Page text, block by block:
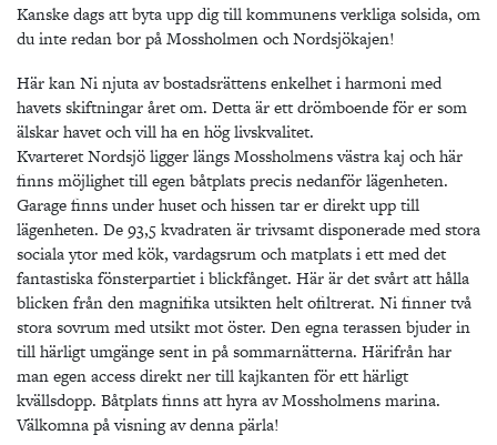
Kanske dags att byta upp dig till kommunens verkliga solsida, om
du inte redan bor på Mossholmen och Nordsjökajen!
Här kan Ni njuta av bostadsrättens enkelhet i harmoni med
havets skiftningar året om. Detta är ett drömboende för er som
älskar havet och vill ha en hög livskvalitet.
Kvarteret Nordsjö ligger längs Mossholmens västra kaj och här
finns möjlighet till egen båtplats precis nedanför lägenheten.
Garage finns under huset och hissen tar er direkt upp till
lägenheten. De 93,5 kvadraten är trivsamt disponerade med stora
sociala ytor med kök, vardagsrum och matplats i ett med det
fantastiska fönsterpartiet i blickfånget. Här är det svårt att hålla
blicken från den magnifika utsikten helt ofiltrerat. Ni finner två
stora sovrum med utsikt mot öster. Den egna terassen bjuder in
till härligt umgänge sent in på sommarnätterna. Härifrån har
man egen access direkt ner till kajkanten för ett härligt
kvällsdopp. Båtplats finns att hyra av Mossholmens marina.
Välkomna på visning av denna pärla!